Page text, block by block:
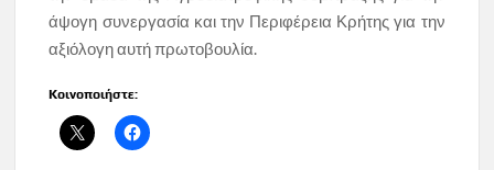
άψογη συνεργασία και την Περιφέρεια Κρήτης για την
αξιόλογη αυτή πρωτοβουλία.
Κοινοποιήστε: